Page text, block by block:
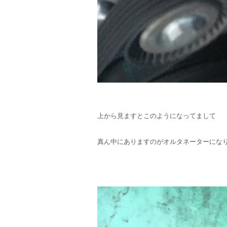
上から見ますとこのようになってまして
真ん中にありますのがオルタネーターにな